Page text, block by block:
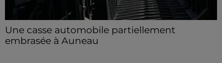
Une casse automobile partiellement
embrasée à Auneau